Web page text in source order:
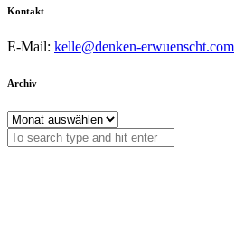
Kontakt
E-Mail: kelle@denken-erwuenscht.com
Archiv
Archiv